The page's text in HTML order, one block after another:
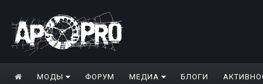
МОДЫ ФОРУМ МЕДИА БЛОГИ